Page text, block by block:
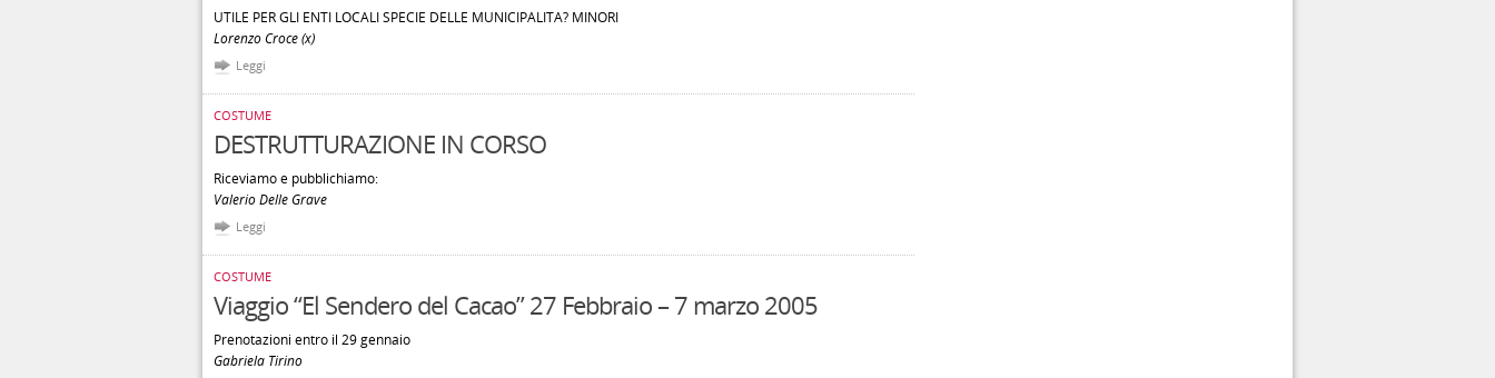
UTILE PER GLI ENTI LOCALI SPECIE DELLE MUNICIPALITA? MINORI
Lorenzo Croce (x)
Leggi
COSTUME
DESTRUTTURAZIONE IN CORSO
Riceviamo e pubblichiamo:
Valerio Delle Grave
Leggi
COSTUME
Viaggio “El Sendero del Cacao” 27 Febbraio – 7 marzo 2005
Prenotazioni entro il 29 gennaio
Gabriela Tirino